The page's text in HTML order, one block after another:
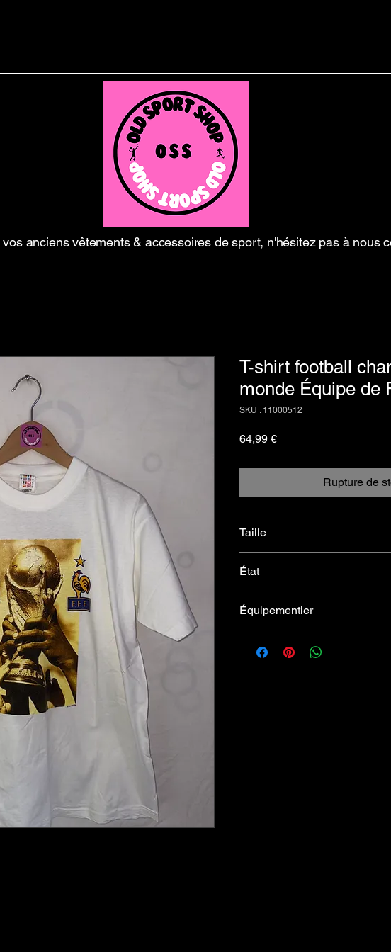
anciens vêtements & accessoires de sport, n'hésitez pas à nous
T-shirt football
monde Équipe de
SKU : 11000512
64,99 €Prix
Rupture de
Taille
État
Équipementier